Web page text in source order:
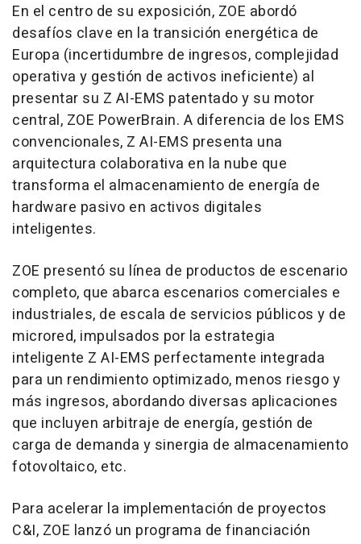
En el centro de su exposición, ZOE abordó
desafíos clave en la transición energética de
Europa (incertidumbre de ingresos, complejidad
operativa y gestión de activos ineficiente) al
presentar su Z AI-EMS patentado y su motor
central, ZOE PowerBrain. A diferencia de los EMS
convencionales, Z AI-EMS presenta una
arquitectura colaborativa en la nube que
transforma el almacenamiento de energía de
hardware pasivo en activos digitales
inteligentes.
ZOE presentó su línea de productos de escenario
completo, que abarca escenarios comerciales e
industriales, de escala de servicios públicos y de
microred, impulsados por la estrategia
inteligente Z AI-EMS perfectamente integrada
para un rendimiento optimizado, menos riesgo y
más ingresos, abordando diversas aplicaciones
que incluyen arbitraje de energía, gestión de
carga de demanda y sinergia de almacenamiento
fotovoltaico, etc.
Para acelerar la implementación de proyectos
C&I, ZOE lanzó un programa de financiación